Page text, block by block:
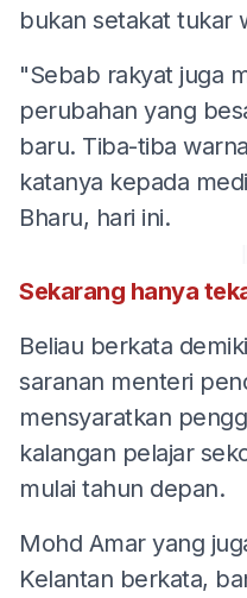
bukan setakat tukar
"Sebab rakyat juga
perubahan yang
baru. Tiba-tiba
katanya kepada
Bharu, hari ini.
Sekarang hanya
Beliau berkata
saranan menteri
mensyaratkan
kalangan pelajar
mulai tahun depan.
Mohd Amar yang
Kelantan berkata,